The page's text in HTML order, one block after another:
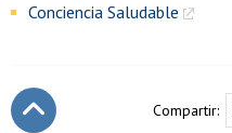
Conciencia Saludable
Compartir: